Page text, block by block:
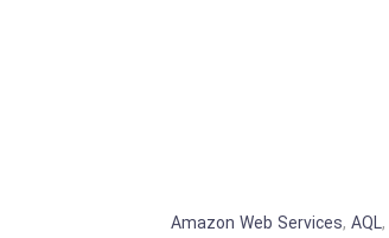
Amazon Web Services, AQL,